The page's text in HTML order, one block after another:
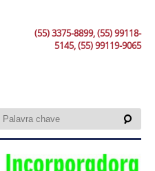
(55) 3375-8899, (55) 99118-
5145, (55) 99119-9065